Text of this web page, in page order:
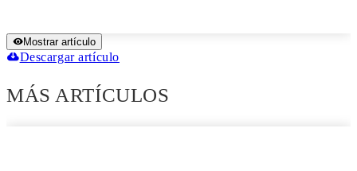
Mostrar artículo
Descargar artículo
MÁS ARTÍCULOS